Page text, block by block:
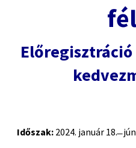
Időszak: 2024. január 18.